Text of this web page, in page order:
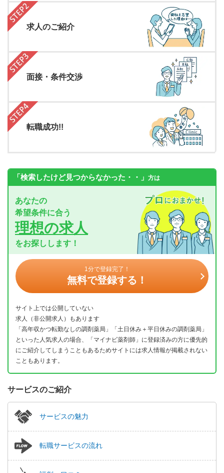
求人のご紹介
面接・条件交渉
転職成功!!
「検索したけど見つからなかった・・」 方は
あなたの
希望条件に合う
理想の求人
をお探しします！
1分で登録完了！
無料で登録する！
サイト上では公開していない
求人（非公開求人）もあります
「高年収かつ転勤なしの調剤薬局」「土日休み＋平日休みの調剤薬局」
といった人気求人の場合、「マイナビ薬剤師」に登録済みの方に優先的
にご紹介してしまうこともあるためサイトには求人情報が掲載されない
こともあります。
サービスのご紹介
サービスの魅力
転職サービスの流れ